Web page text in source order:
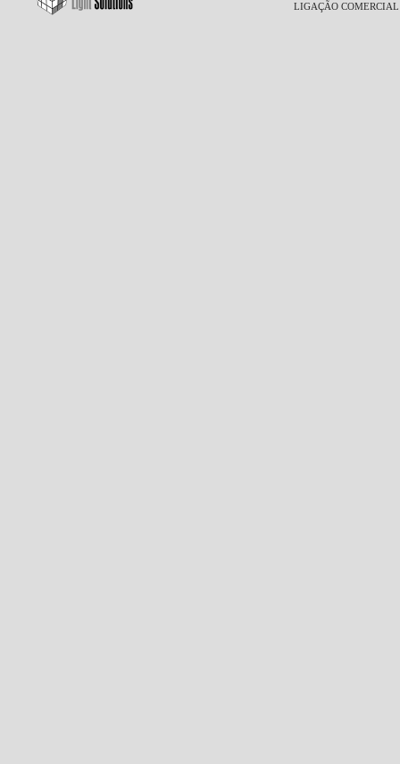
LIGAÇÃO